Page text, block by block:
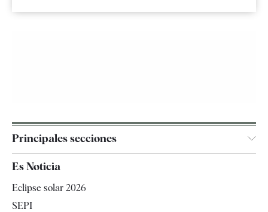
Principales secciones
España
Internacional
Es Noticia
Eclipse solar 2026
SEPI